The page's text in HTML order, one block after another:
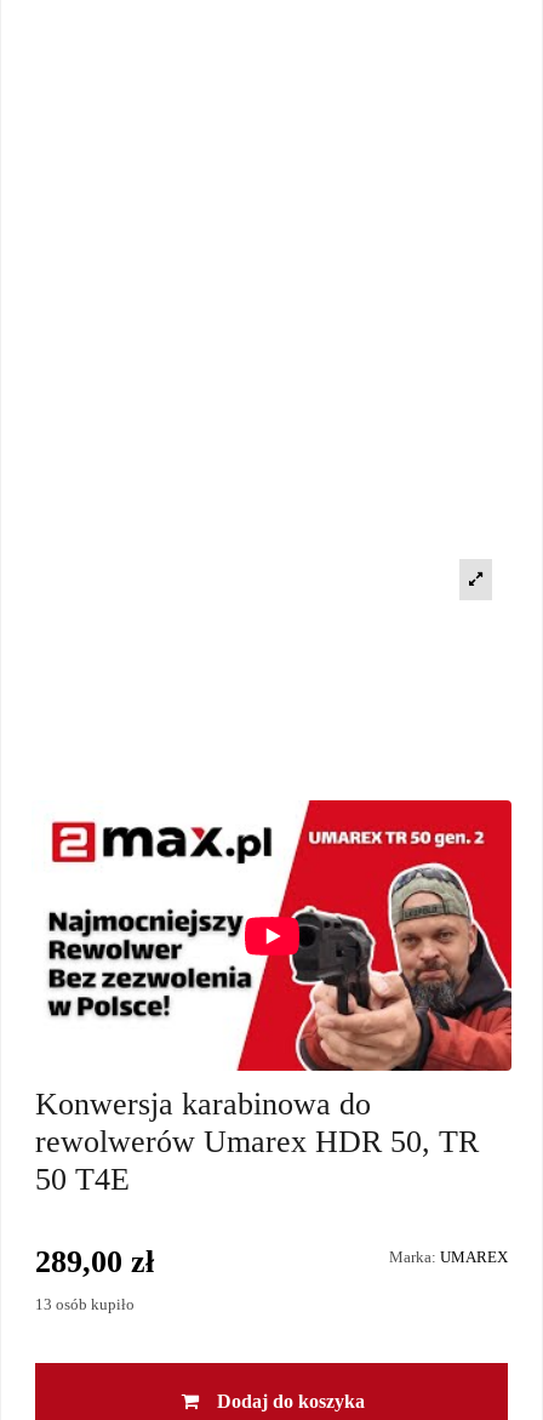
Konwersja karabinowa do
rewolwerów Umarex HDR 50, TR
50 T4E
Marka: UMAREX
289,00 zł
13 osób kupiło
Dodaj do koszyka